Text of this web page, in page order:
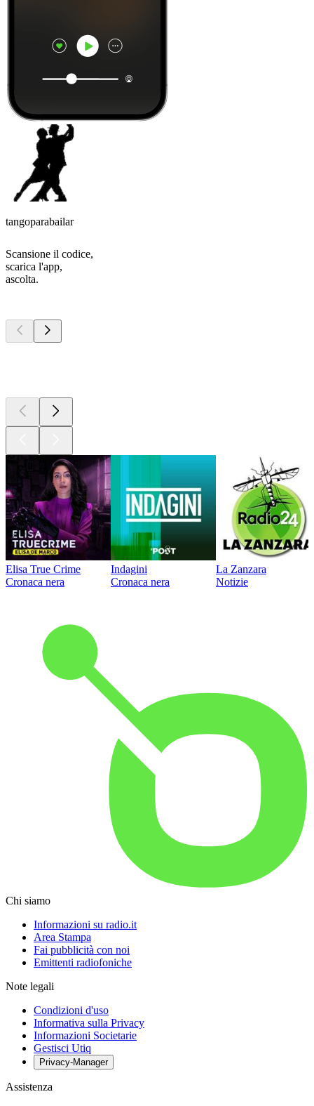
tangoparabailar
Scansione il codice,
scarica l'app,
ascolta.
Elisa True Crime
Cronaca nera
Indagini
Cronaca nera
La Zanzara
Notizie
Chi siamo
Informazioni su radio.it
Area Stampa
Fai pubblicità con noi
Emittenti radiofoniche
Note legali
Condizioni d'uso
Informativa sulla Privacy
Informazioni Societarie
Gestisci Utiq
Privacy-Manager
Assistenza